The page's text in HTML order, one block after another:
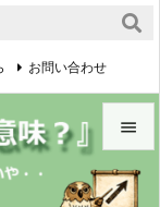


メニュ
お問い合わせ